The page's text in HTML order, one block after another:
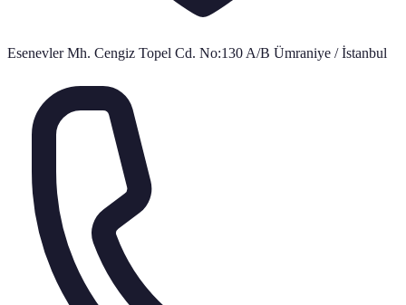
Esenevler Mh. Cengiz Topel Cd. No:130 A/B Ümraniye / İstanbul